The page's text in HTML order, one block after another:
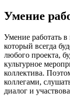
Умение
Умение работать
который всегда
любого проекта,
культурное
коллектива.
коллегами,
диалог и